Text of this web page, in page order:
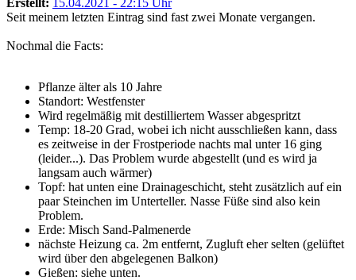
Seit meinem letzten Eintrag sind fast zwei Monate vergangen.
Nochmal die Facts:
Pflanze älter als 10 Jahre
Standort: Westfenster
Wird regelmäßig mit destilliertem Wasser abgespritzt
Temp: 18-20 Grad, wobei ich nicht ausschließen kann, dass
es zeitweise in der Frostperiode nachts mal unter 16 ging
(leider...). Das Problem wurde abgestellt (und es wird ja
langsam auch wärmer)
Topf: hat unten eine Drainageschicht, steht zusätzlich auf ein
paar Steinchen im Unterteller. Nasse Füße sind also kein
Problem.
Erde: Misch Sand-Palmenerde
nächste Heizung ca. 2m entfernt, Zugluft eher selten (gelüftet
wird über den abgelegenen Balkon)
Gießen: siehe unten.